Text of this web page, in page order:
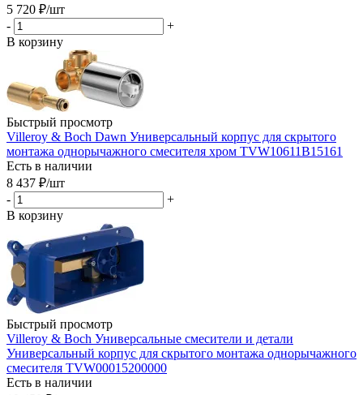
5 720 ₽/шт
-
+
В корзину
Быстрый просмотр
Villeroy & Boch Dawn Универсальный корпус для скрытого
монтажа однорычажного смесителя хром TVW10611B15161
Есть в наличии
8 437 ₽/шт
-
+
В корзину
Быстрый просмотр
Villeroy & Boch Универсальные смесители и детали
Универсальный корпус для скрытого монтажа однорычажного
смесителя TVW00015200000
Есть в наличии